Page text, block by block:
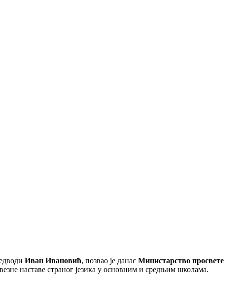
Иван Ивановић, позвао је данас Министарство просвете
наставе страног језика у основним и средњим школама.